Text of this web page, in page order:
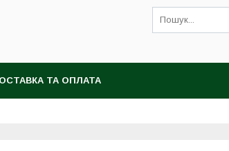
ТА ОПЛАТА